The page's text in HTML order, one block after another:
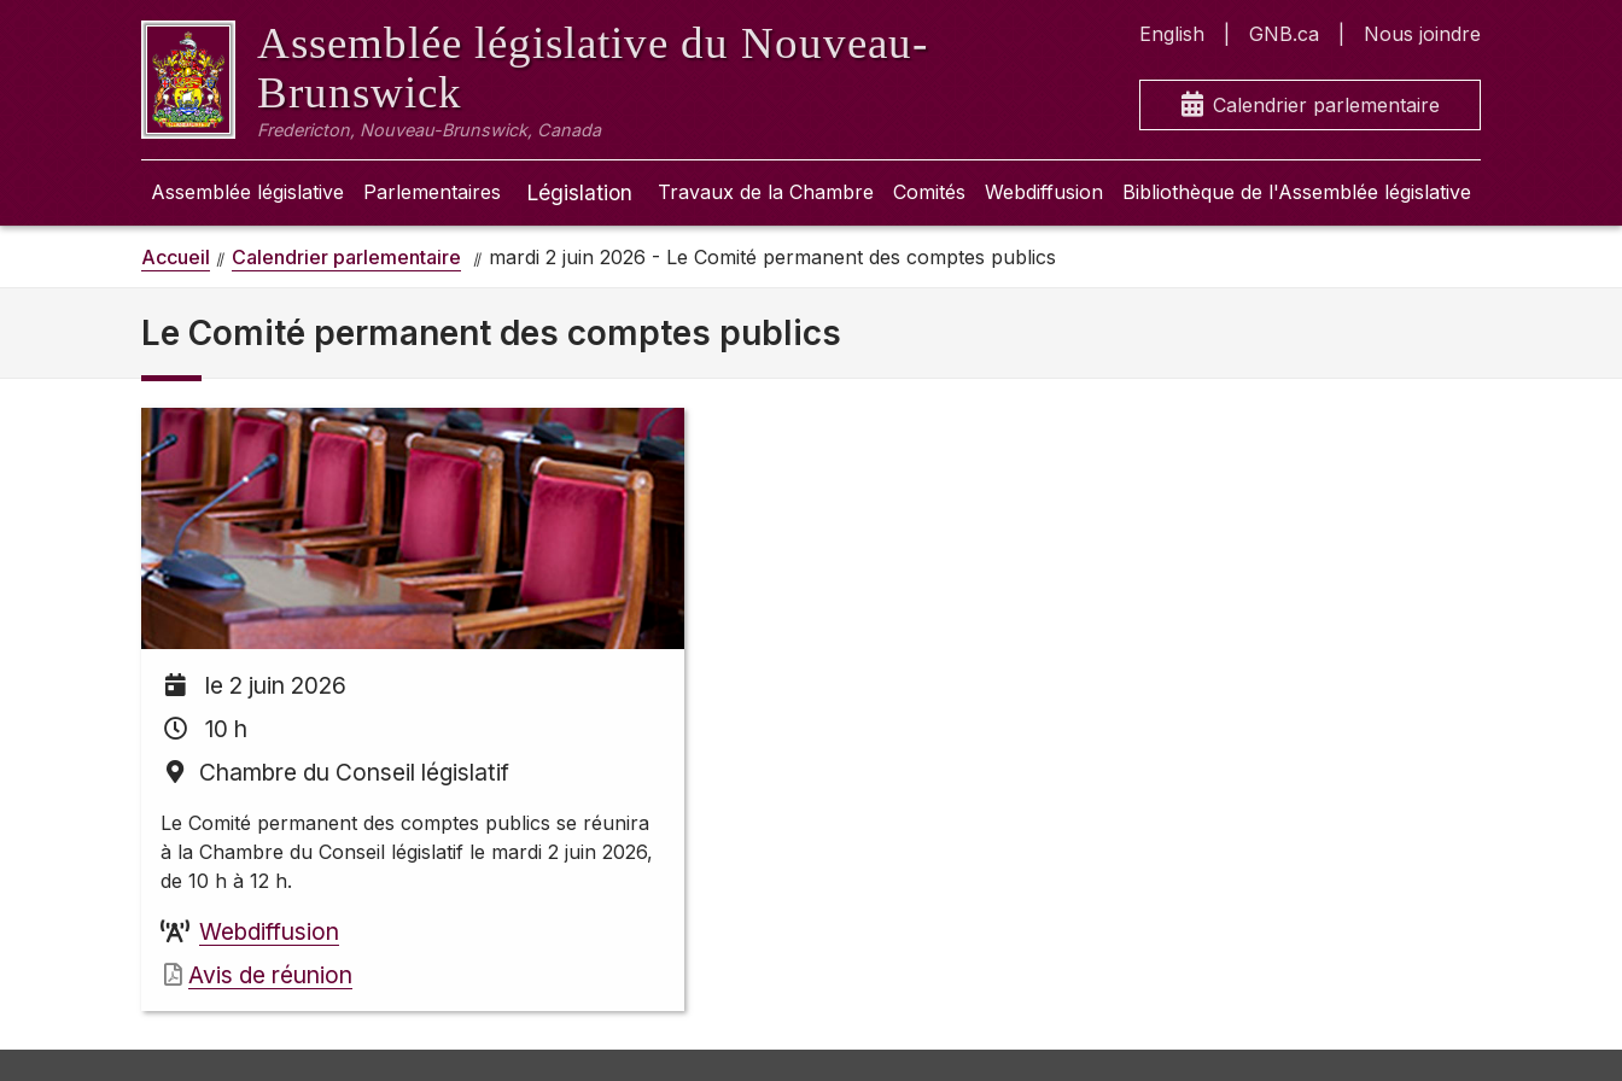
Assemblée législative du Nouveau-
Brunswick
Fredericton, Nouveau-Brunswick, Canada
English GNB.ca Nous joindre
Calendrier parlementaire
Assemblée législative Parlementaires Législation Travaux de la Chambre Comités Webdiffusion Bibliothèque de l'Assemblée législative
Accueil Calendrier parlementaire mardi 2 juin 2026 - Le Comité permanent des comptes publics
Le Comité permanent des comptes publics
le 2 juin 2026
10 h
Chambre du Conseil législatif
Le Comité permanent des comptes publics se réunira
à la Chambre du Conseil législatif le mardi 2 juin 2026,
de 10 h à 12 h.
Webdiffusion
Avis de réunion